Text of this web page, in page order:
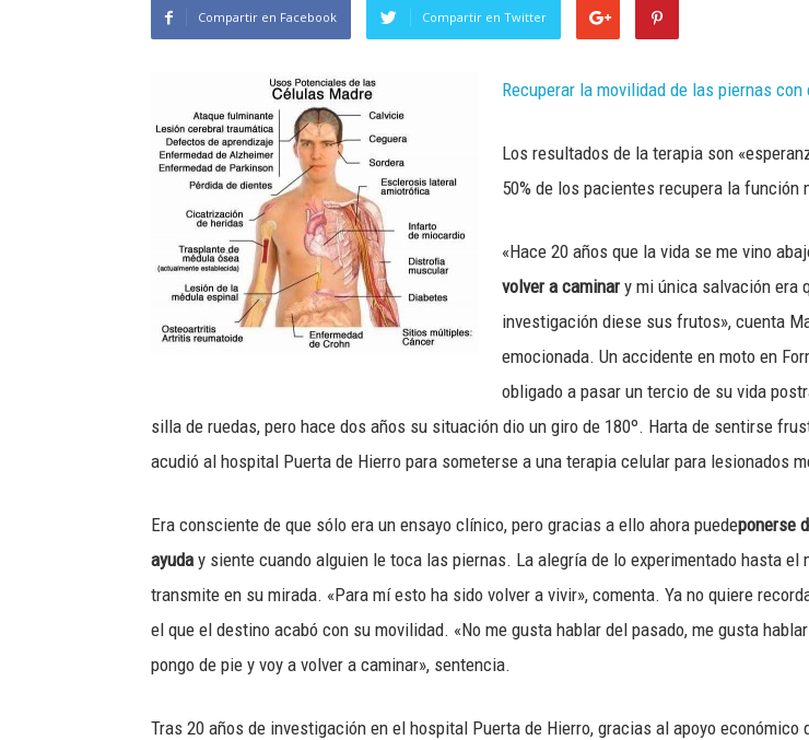
Compartir en Facebook Compartir en Twitter
Recuperar la movilidad de las piernas con
Los resultados de la terapia son
50% de los pacientes recupera la función
«Hace 20 años que la vida se me vino
volver a caminar y mi única salvación era
investigación diese sus frutos», cuenta
emocionada. Un accidente en moto en
obligado a pasar un tercio de su vida
silla de ruedas, pero hace dos años su situación dio un giro de 180º. Harta de sentirse
acudió al hospital Puerta de Hierro para someterse a una terapia celular para lesionados
Era consciente de que sólo era un ensayo clínico, pero gracias a ello ahora puedeponerse
ayuda y siente cuando alguien le toca las piernas. La alegría de lo experimentado hasta el
transmite en su mirada. «Para mí esto ha sido volver a vivir», comenta. Ya no quiere
el que el destino acabó con su movilidad. «No me gusta hablar del pasado, me gusta
pongo de pie y voy a volver a caminar», sentencia.
Tras 20 años de investigación en el hospital Puerta de Hierro, gracias al apoyo económico